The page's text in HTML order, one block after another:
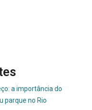
a importância do
parque no Rio